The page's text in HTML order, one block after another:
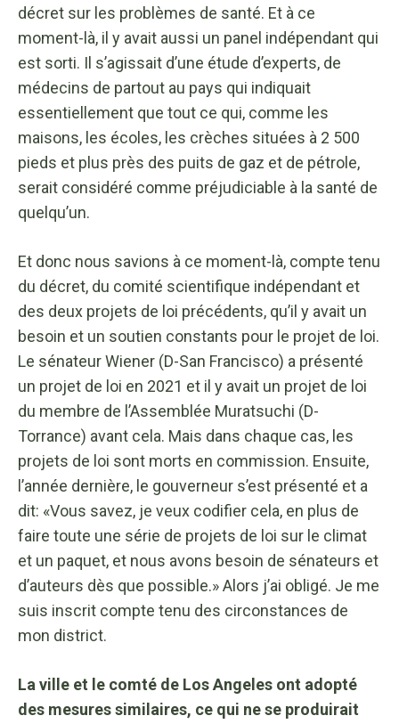
décret sur les problèmes de santé. Et à ce
moment-là, il y avait aussi un panel indépendant qui
est sorti. Il s’agissait d’une étude d’experts, de
médecins de partout au pays qui indiquait
essentiellement que tout ce qui, comme les
maisons, les écoles, les crèches situées à 2 500
pieds et plus près des puits de gaz et de pétrole,
serait considéré comme préjudiciable à la santé de
quelqu’un.
Et donc nous savions à ce moment-là, compte tenu
du décret, du comité scientifique indépendant et
des deux projets de loi précédents, qu’il y avait un
besoin et un soutien constants pour le projet de loi.
Le sénateur Wiener (D-San Francisco) a présenté
un projet de loi en 2021 et il y avait un projet de loi
du membre de l’Assemblée Muratsuchi (D-
Torrance) avant cela. Mais dans chaque cas, les
projets de loi sont morts en commission. Ensuite,
l’année dernière, le gouverneur s’est présenté et a
dit: «Vous savez, je veux codifier cela, en plus de
faire toute une série de projets de loi sur le climat
et un paquet, et nous avons besoin de sénateurs et
d’auteurs dès que possible.» Alors j’ai obligé. Je me
suis inscrit compte tenu des circonstances de
mon district.
La ville et le comté de Los Angeles ont adopté
des mesures similaires, ce qui ne se produirait